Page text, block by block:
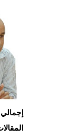
إجمالي